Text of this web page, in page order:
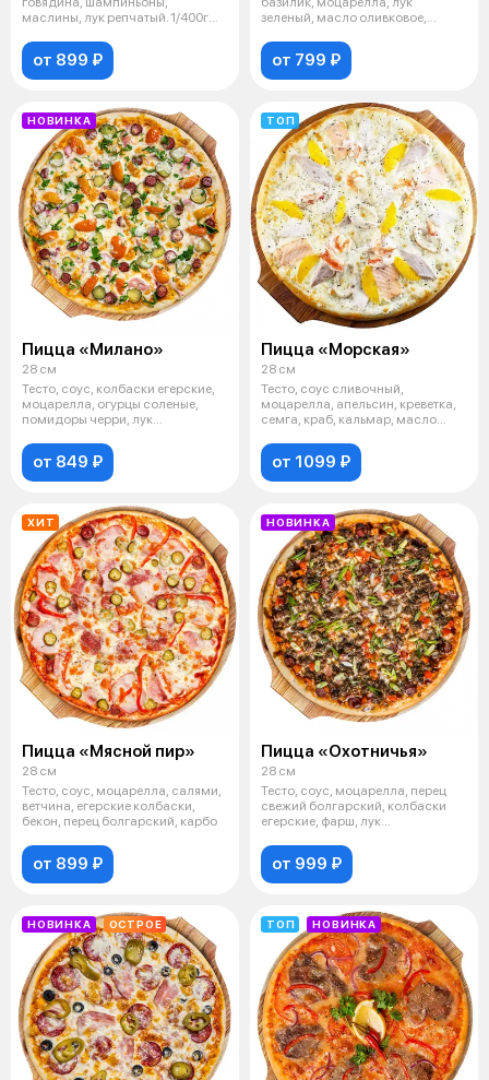
маслины, лук репчатый. 1/400г
от 899 ₽
зеленый, масло оливковое,
от 799 ₽
НОВИНКА
Пицца «Милано»
28 см
Тесто, соус, колбаски егерские,
моцарелла, огурцы соленые,
помидоры черри, лук
от 849 ₽
ТОП
Пицца «Морская»
28 см
Тесто, соус сливочный,
моцарелла, апельсин, креветка,
семга, краб, кальмар, масло
от 1099 ₽
ХИТ
Пицца «Мясной пир»
28 см
Тесто, соус, моцарелла, салями,
ветчина, егерские колбаски,
бекон, перец болгарский, карбо
от 899 ₽
НОВИНКА
Пицца «Охотничья»
28 см
Тесто, соус, моцарелла, перец
свежий болгарский, колбаски
егерские, фарш, лук
от 999 ₽
НОВИНКА ОСТРОЕ ТОП НОВИНКА